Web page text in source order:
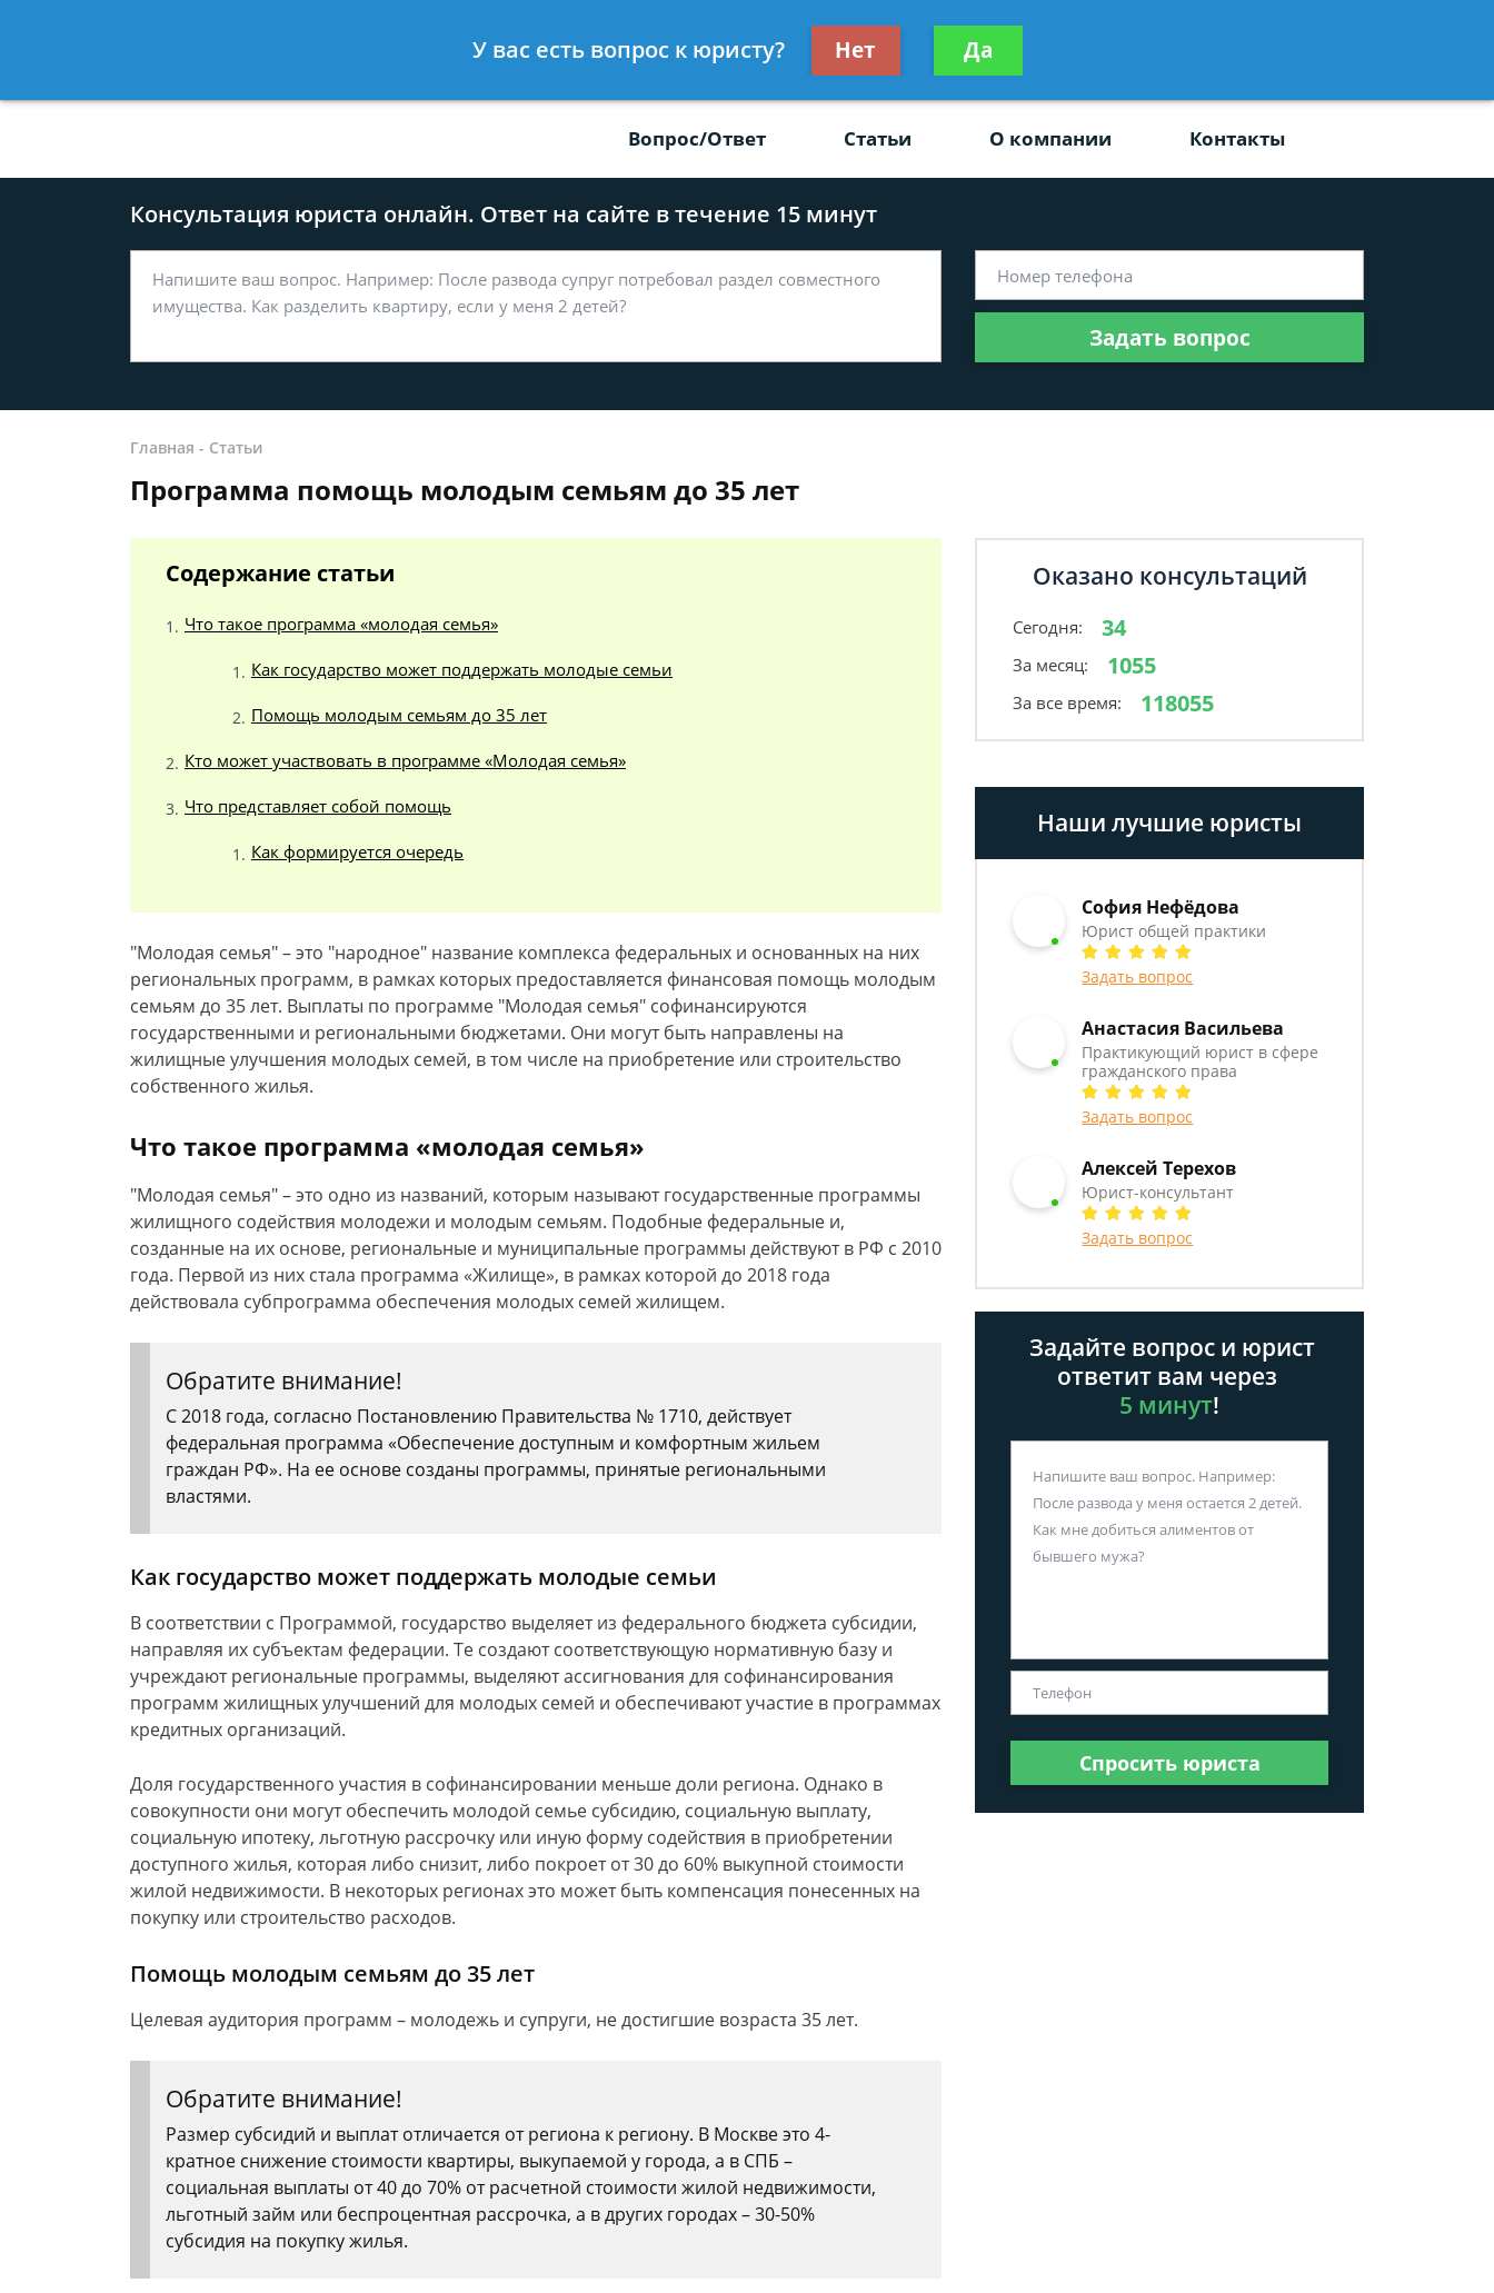
8 812 509-27-47
Получите консультацию
бесплатно
Вопрос/Ответ Статьи О компании Контакты
Консультация юриста онлайн. Ответ на сайте в течение 15 минут
Задать вопрос
Главная - Статьи
Программа помощь молодым семьям до 35 лет
Содержание статьи
Что такое программа «молодая семья»
Как государство может поддержать молодые семьи
Помощь молодым семьям до 35 лет
Кто может участвовать в программе «Молодая семья»
Что представляет собой помощь
Как формируется очередь
"Молодая семья" – это "народное" название комплекса федеральных и основанных на них
региональных программ, в рамках которых предоставляется финансовая помощь молодым
семьям до 35 лет. Выплаты по программе "Молодая семья" софинансируются
государственными и региональными бюджетами. Они могут быть направлены на
жилищные улучшения молодых семей, в том числе на приобретение или строительство
собственного жилья.
Что такое программа «молодая семья»
"Молодая семья" – это одно из названий, которым называют государственные программы
жилищного содействия молодежи и молодым семьям. Подобные федеральные и,
созданные на их основе, региональные и муниципальные программы действуют в РФ с 2010
года. Первой из них стала программа «Жилище», в рамках которой до 2018 года
действовала субпрограмма обеспечения молодых семей жилищем.
Обратите внимание!
С 2018 года, согласно Постановлению Правительства № 1710, действует
федеральная программа «Обеспечение доступным и комфортным жильем
граждан РФ». На ее основе созданы программы, принятые региональными
властями.
Как государство может поддержать молодые семьи
В соответствии с Программой, государство выделяет из федерального бюджета субсидии,
направляя их субъектам федерации. Те создают соответствующую нормативную базу и
учреждают региональные программы, выделяют ассигнования для софинансирования
программ жилищных улучшений для молодых семей и обеспечивают участие в программах
кредитных организаций.
Доля государственного участия в софинансировании меньше доли региона. Однако в
совокупности они могут обеспечить молодой семье субсидию, социальную выплату,
социальную ипотеку, льготную рассрочку или иную форму содействия в приобретении
доступного жилья, которая либо снизит, либо покроет от 30 до 60% выкупной стоимости
жилой недвижимости. В некоторых регионах это может быть компенсация понесенных на
покупку или строительство расходов.
Помощь молодым семьям до 35 лет
Целевая аудитория программ – молодежь и супруги, не достигшие возраста 35 лет.
Обратите внимание!
Размер субсидий и выплат отличается от региона к региону. В Москве это 4-
кратное снижение стоимости квартиры, выкупаемой у города, а в СПБ –
социальная выплаты от 40 до 70% от расчетной стоимости жилой недвижимости,
льготный займ или беспроцентная рассрочка, а в других городах – 30-50%
субсидия на покупку жилья.
Оказано консультаций
Сегодня: 34
За месяц: 1055
За все время: 118055
Наши лучшие юристы
София Нефёдова
Юрист общей практики
Задать вопрос
Анастасия Васильева
Практикующий юрист в сфере
гражданского права
Задать вопрос
Алексей Терехов
Юрист-консультант
Задать вопрос
Задайте вопрос и юрист
ответит вам через
5 минут!
Спросить юриста
У вас есть вопрос к юристу? Нет Да